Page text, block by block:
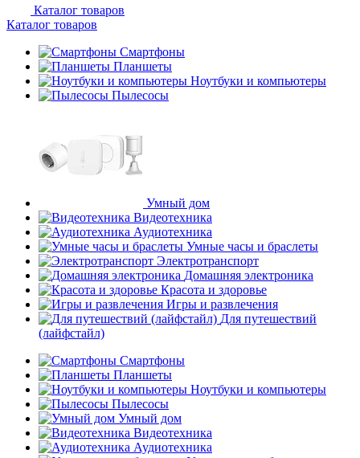
Каталог товаров
Каталог товаров
Смартфоны
Планшеты
Ноутбуки и компьютеры
Пылесосы
Умный дом
Видеотехника
Аудиотехника
Умные часы и браслеты
Электротранспорт
Домашняя электроника
Красота и здоровье
Игры и развлечения
Для путешествий
(лайфстайл)
Смартфоны
Планшеты
Ноутбуки и компьютеры
Пылесосы
Умный дом
Видеотехника
Аудиотехника
недели
раз в 2 недели
plait.ru